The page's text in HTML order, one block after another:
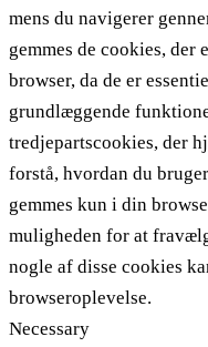
mens du navigerer
gemmes de cookies, der
browser, da de er
grundlæggende
tredjepartscookies, der
forstå, hvordan du
gemmes kun i din
muligheden for at
nogle af disse cookies
browseroplevelse.
Necessary